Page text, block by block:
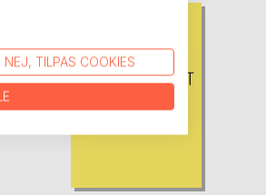
NEJ, TILPAS COOKIES